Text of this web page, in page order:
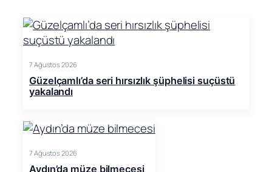
7 Ağustos 2026
Güzelçamlı’da seri hırsızlık şüphelisi suçüstü
yakalandı
7 Ağustos 2026
Aydın’da müze bilmecesi